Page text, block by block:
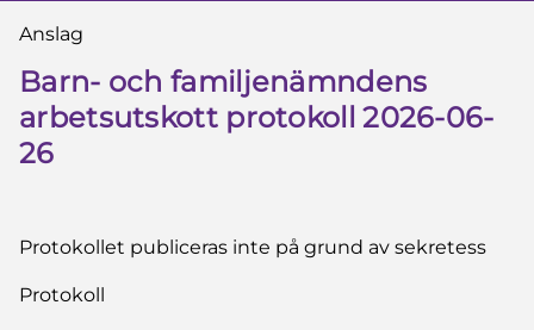
Du är här:
Anslag
Barn- och familjenämndens
arbetsutskott protokoll 2026-06-
26
Protokollet publiceras inte på grund av sekretess
Protokoll